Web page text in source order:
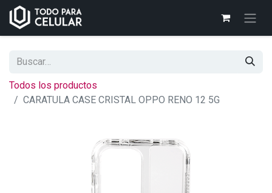
Todos los productos
CARATULA CASE CRISTAL OPPO RENO 12 5G